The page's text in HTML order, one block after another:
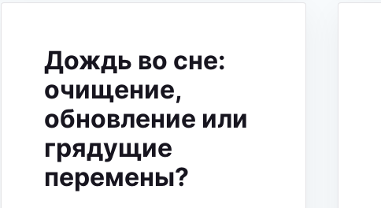
СИМВОЛЫ
Дождь во сне:
очищение,
обновление или
грядущие
перемены?